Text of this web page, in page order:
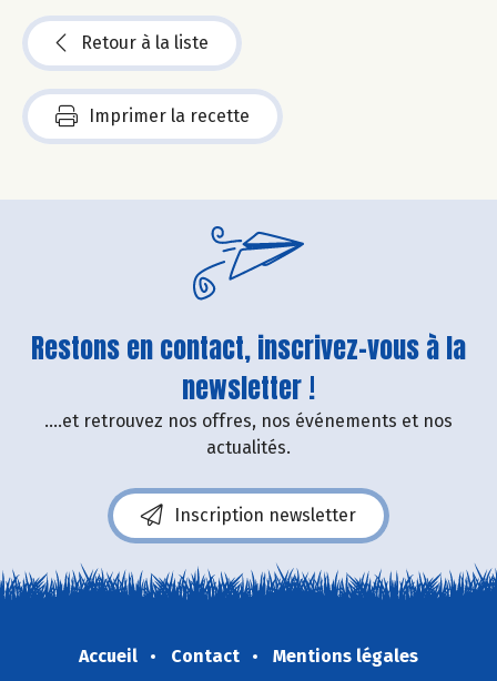
Retour à la liste
Imprimer la recette
Restons en contact, inscrivez-vous à la
newsletter !
....et retrouvez nos offres, nos événements et nos
actualités.
Inscription newsletter
Accueil Contact
Mentions légales